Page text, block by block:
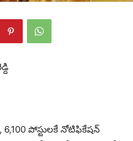
6,100 పోస్టులకే నోటిఫికేషన్